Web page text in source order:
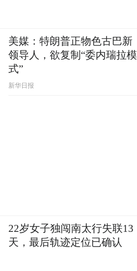
美媒：特朗普正物色古巴新
领导人，欲复制“委内瑞拉模
式”
新华日报
22岁女子独闯南太行失联13
天，最后轨迹定位已确认